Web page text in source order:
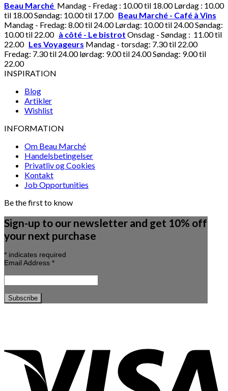
Beau Marché Mandag - Fredag : 10.00 til 18.00 Lørdag : 10.00
til 18.00 Søndag: 10.00 til 17.00 Beau Marché - Café à Vins
Mandag - Fredag: 8.00 til 24.00 Lørdag: 10.00 til 24.00 Søndag:
10.00 til 22.00 à côté - Le bistrot Onsdag - Søndag : 11.00 til
22.00 Les Voyageurs Mandag - torsdag: 7.30 til 22.00
Fredag: 7.30 til 24.00 lørdag: 9.00 til 24.00 Søndag: 9.00 til
22.00
INSPIRATION
Blog
Artikler
Wishlist
INFORMATION
Om Beau Marché
Handelsbetingelser
Privatliv og Cookies
Kontakt
Job Opportunities
Be the first to know
Sign-up to our newsletter and get 10% off
your next purchase
* indicates required
Email Address *